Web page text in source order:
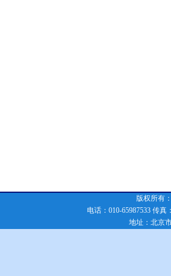
版权所有
电话：010-65987533 传真
地址：北京